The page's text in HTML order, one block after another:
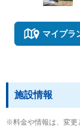
マイプラ
施設情報
※料金や情報は、変更